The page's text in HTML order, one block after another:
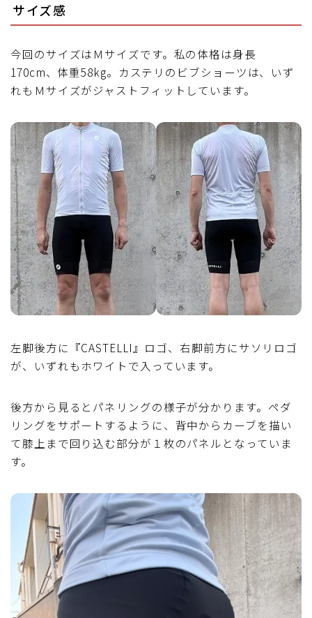
サイズ感
今回のサイズはＭサイズです。私の体格は身長
170cm、体重58kg。カステリのビブショーツは、いず
れもＭサイズがジャストフィットしています。
左脚後方に『CASTELLI』ロゴ、右脚前方にサソリロゴ
が、いずれもホワイトで入っています。
後方から見るとパネリングの様子が分かります。ペダ
リングをサポートするように、背中からカーブを描い
て膝上まで回り込む部分が１枚のパネルとなっていま
す。